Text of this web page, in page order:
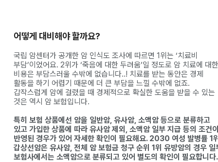
어떻게 대비해야 할까요?
국립 암센터가 공개한 암 인식도 조사에 따르면 1위는 ‘치료비
부담’이었어요. 2위가 ‘죽음에 대한 두려움’일 정도로 암 치료에 대한
비용은 부담스러울 수밖에 없습니다..! 치료를 받는 동안은 경제
활동을 하기 어렵기 때문에 더 큰 부담을 느낄 수밖에 없죠.
갑작스럽게 암에 걸렸을 때 경제적으로 확실한 도움을 받을 수 있는
것은 역시 암 보험입니다.
특히 보험 상품에선 암을 일반암, 유사암, 소액암 등으로 분류하고
있고 가입한 상품에 따라 유사암 제외, 소액암 일부 지급 등의 조건
반영된 경우가 있어 자세한 확인이 필요해요. 2030 여성 발병률 1
갑상선암은 유사암, 전체 암 보험금 청구 순위 1위 유방암의 경우 일
보험사에서는 소액암으로 분류되고 있어 별도의 확인이 필요합니다.